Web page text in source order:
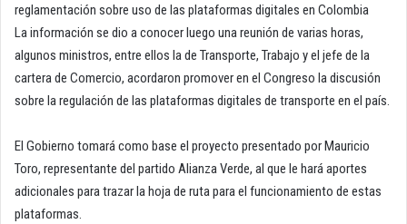
reglamentación sobre uso de las plataformas digitales en Colombia
La información se dio a conocer luego una reunión de varias horas,
algunos ministros, entre ellos la de Transporte, Trabajo y el jefe de la
cartera de Comercio, acordaron promover en el Congreso la discusión
sobre la regulación de las plataformas digitales de transporte en el país.
El Gobierno tomará como base el proyecto presentado por Mauricio
Toro, representante del partido Alianza Verde, al que le hará aportes
adicionales para trazar la hoja de ruta para el funcionamiento de estas
plataformas.